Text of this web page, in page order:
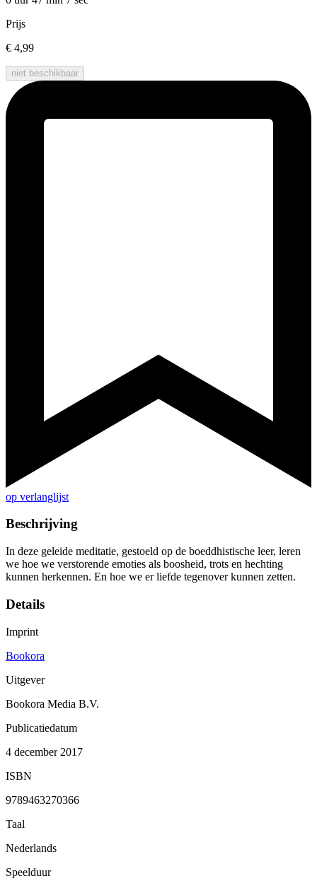
Prijs
€ 4,99
niet beschikbaar
op verlanglijst
Beschrijving
In deze geleide meditatie, gestoeld op de boeddhistische leer, leren
we hoe we verstorende emoties als boosheid, trots en hechting
kunnen herkennen. En hoe we er liefde tegenover kunnen zetten.
Details
Imprint
Bookora
Uitgever
Bookora Media B.V.
Publicatiedatum
4 december 2017
ISBN
9789463270366
Taal
Nederlands
Speelduur